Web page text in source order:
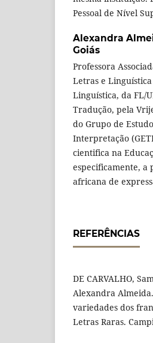
Pessoal de Nível
Alexandra
Goiás
Professora
Letras e
Linguística, da FL/
Tradução, pela
do Grupo de
Interpretação
cientifica na
especificamente, a
africana de
REFERÊNCIAS
DE CARVALHO,
Alexandra
variedades dos
Letras Raras.